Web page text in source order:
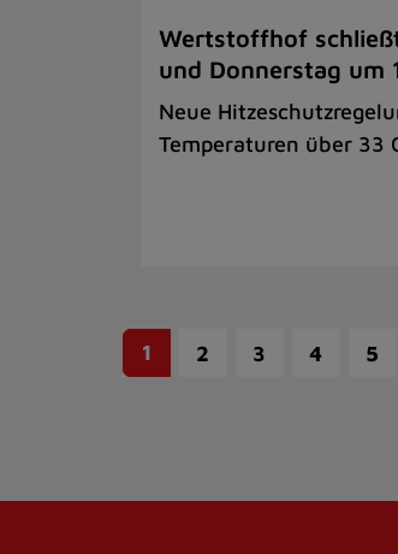
Wertstoffhof
und Donnerstag um
Neue
Temperaturen über 33
1 2 3 4 5